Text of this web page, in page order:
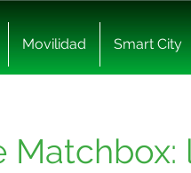
Movilidad Smart City